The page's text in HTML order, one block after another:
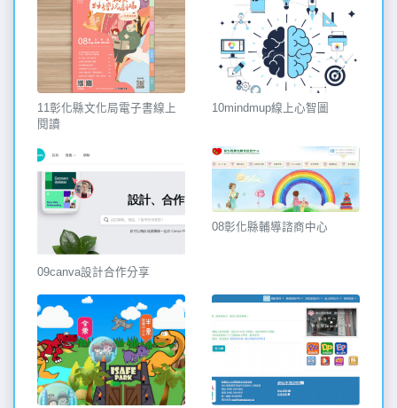
11彰化縣文化局電子書線上
閱讀
10mindmup線上心智圖
09canva設計合作分享
08彰化縣輔導諮商中心